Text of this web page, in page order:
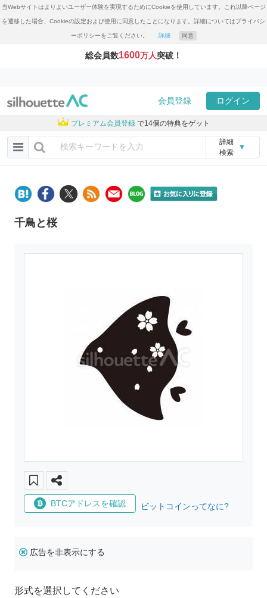
当Webサイトはよりよいユーザー体験を実現するためにCookieを使用しています。これ以降ページ
を遷移した場合、Cookieの設定および使用に同意したことになります。詳細についてはプライバシ
ーポリシーをご覧ください。 詳細 同意
総会員数1600万人突破！
会員登録 ログイン
プレミアム会員登録 で14個の特典をゲット
詳細
検索
▼
千鳥と桜
BTCアドレスを確認 ビットコインってなに?
広告を非表示にする
形式を選択してください